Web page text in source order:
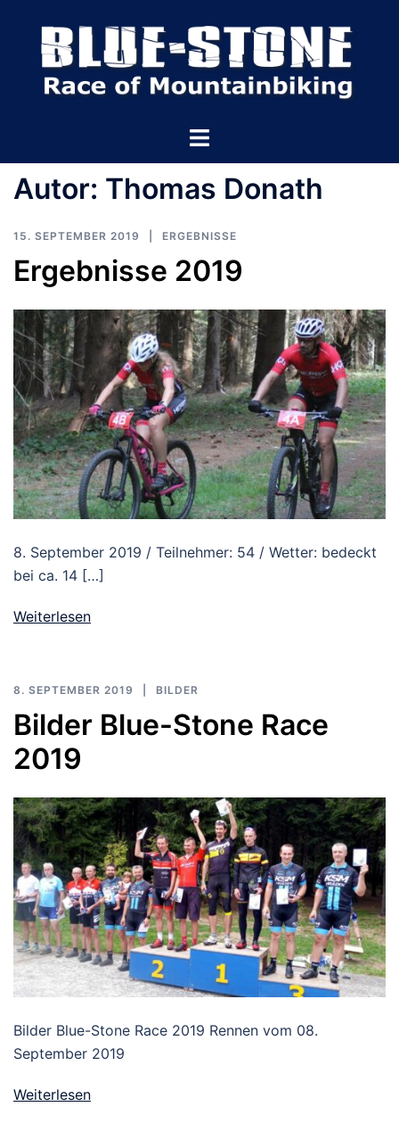
springen
Menü
Autor: Thomas Donath
15. SEPTEMBER 2019 ERGEBNISSE
Ergebnisse 2019
8. September 2019 / Teilnehmer: 54 / Wetter: bedeckt
bei ca. 14 […]
Weiterlesen
8. SEPTEMBER 2019 BILDER
Bilder Blue-Stone Race
2019
Bilder Blue-Stone Race 2019 Rennen vom 08.
September 2019
Weiterlesen